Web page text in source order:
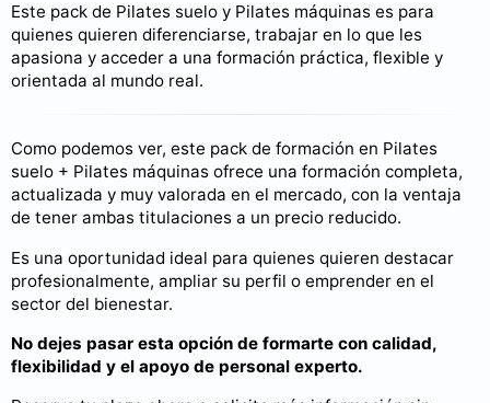
Este pack de Pilates suelo y Pilates máquinas es para
quienes quieren diferenciarse, trabajar en lo que les
apasiona y acceder a una formación práctica, flexible y
orientada al mundo real.
Como podemos ver, este pack de formación en Pilates
suelo + Pilates máquinas ofrece una formación completa,
actualizada y muy valorada en el mercado, con la ventaja
de tener ambas titulaciones a un precio reducido.
Es una oportunidad ideal para quienes quieren destacar
profesionalmente, ampliar su perfil o emprender en el
sector del bienestar.
No dejes pasar esta opción de formarte con calidad,
flexibilidad y el apoyo de personal experto.